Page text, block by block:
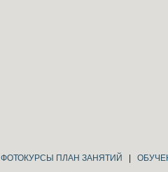
ФОТОКУРСЫ ПЛАН ЗАНЯТИЙ